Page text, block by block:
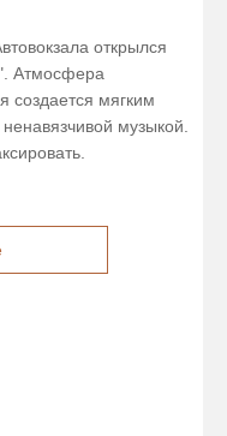
открылся
Атмосфера
создается мягким
музыкой.